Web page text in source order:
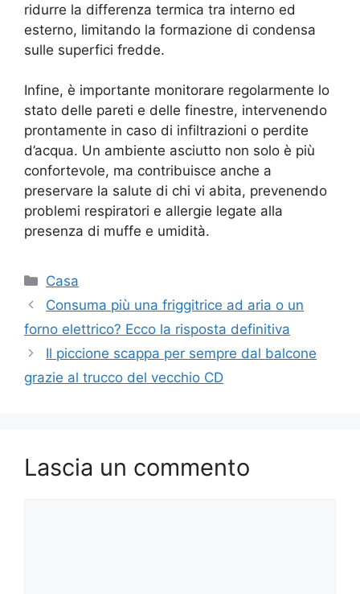
ridurre la differenza termica tra interno ed
esterno, limitando la formazione di condensa
sulle superfici fredde.
Infine, è importante monitorare regolarmente lo
stato delle pareti e delle finestre, intervenendo
prontamente in caso di infiltrazioni o perdite
d’acqua. Un ambiente asciutto non solo è più
confortevole, ma contribuisce anche a
preservare la salute di chi vi abita, prevenendo
problemi respiratori e allergie legate alla
presenza di muffe e umidità.
Categorie
Casa
Consuma più una friggitrice ad aria o un
forno elettrico? Ecco la risposta definitiva
Il piccione scappa per sempre dal balcone
grazie al trucco del vecchio CD
Lascia un commento